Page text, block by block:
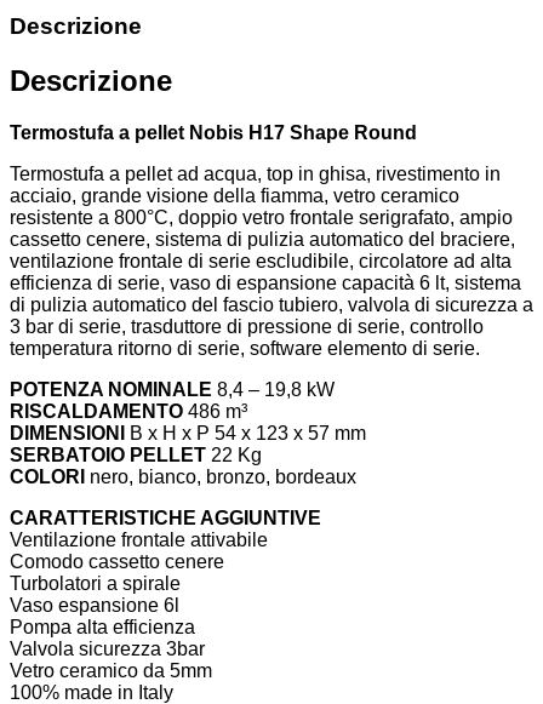
Descrizione
Descrizione
Termostufa a pellet Nobis H17 Shape Round
Termostufa a pellet ad acqua, top in ghisa, rivestimento in
acciaio, grande visione della fiamma, vetro ceramico
resistente a 800°C, doppio vetro frontale serigrafato, ampio
cassetto cenere, sistema di pulizia automatico del braciere,
ventilazione frontale di serie escludibile, circolatore ad alta
efficienza di serie, vaso di espansione capacità 6 lt, sistema
di pulizia automatico del fascio tubiero, valvola di sicurezza a
3 bar di serie, trasduttore di pressione di serie, controllo
temperatura ritorno di serie, software elemento di serie.
POTENZA NOMINALE 8,4 – 19,8 kW
RISCALDAMENTO 486 m³
DIMENSIONI
B x H x P 54 x 123 x 57 mm
SERBATOIO PELLET 22 Kg
COLORI nero, bianco, bronzo, bordeaux
CARATTERISTICHE AGGIUNTIVE
Ventilazione frontale attivabile
Comodo cassetto cenere
Turbolatori a spirale
Vaso espansione 6l
Pompa alta efficienza
Valvola sicurezza 3bar
Vetro ceramico da 5mm
100% made in Italy